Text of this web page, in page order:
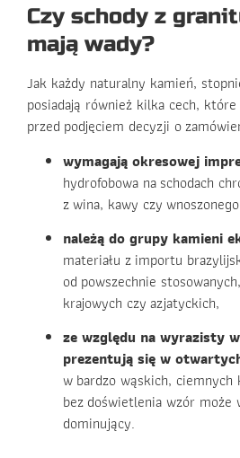
Czy schody z
mają wady?
Jak każdy naturalny kamień,
posiadają również kilka cech,
przed podjęciem decyzji o
wymagają okresowej
hydrofobowa na schodach
z wina, kawy czy
należą do grupy kamieni
materiału z importu
od powszechnie
krajowych czy azjatyckich,
ze względu na wyrazisty
prezentują się w
w bardzo wąskich, ciemnych
bez doświetlenia wzór może
dominujący.